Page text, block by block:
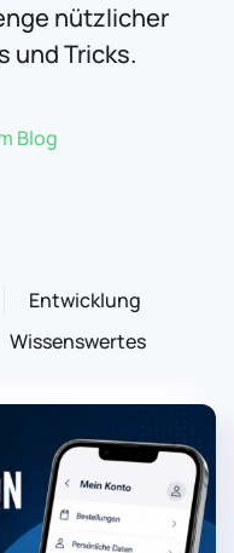
nützlicher
und Tricks.
Blog
Entwicklung
Wissenswertes